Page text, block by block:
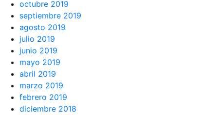
octubre 2019
septiembre 2019
agosto 2019
julio 2019
junio 2019
mayo 2019
abril 2019
marzo 2019
febrero 2019
diciembre 2018